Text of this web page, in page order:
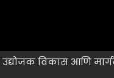
विकास आणि